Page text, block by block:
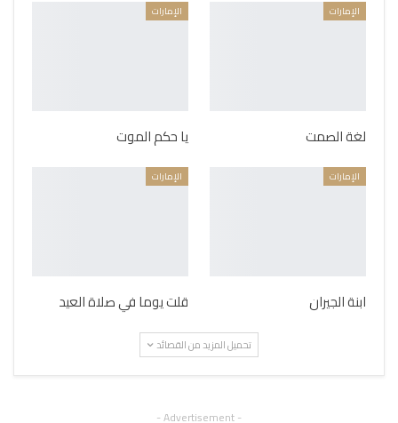
الإمارات
لغة الصمت
الإمارات
يا حكم الموت
الإمارات
ابنة الجيران
الإمارات
قلت يوما في صلاة العيد
تحميل المزيد من القصائد
- Advertisement -